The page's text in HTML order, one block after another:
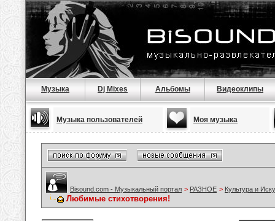
Музыка Dj Mixes Альбомы Видеоклипы
Музыка пользователей Моя музыка
Bisound.com - Музыкальный портал > РАЗНОЕ > Культура и
Любимые стихотворения!